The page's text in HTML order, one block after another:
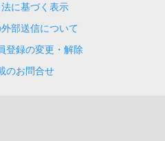
に基づく表示
部送信について
登録の変更・解除
のお問合せ